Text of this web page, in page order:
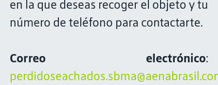
en la que deseas recoger el objeto y tu
número de teléfono para contactarte.
Correo electrónico: